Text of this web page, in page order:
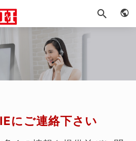
にご連絡下さい